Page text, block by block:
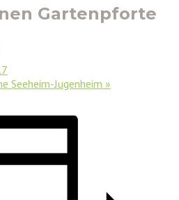
Gartenpforte
Seeheim-Jugenheim »